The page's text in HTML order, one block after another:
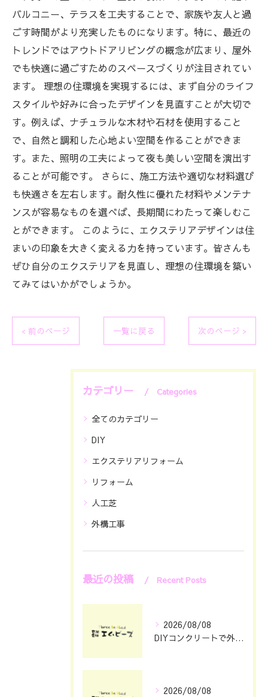
バルコニー、テラスを工夫することで、家族や友人と過
ごす時間がより充実したものになります。特に、最近の
トレンドではアウトドアリビングの概念が広まり、屋外
でも快適に過ごすためのスペースづくりが注目されてい
ます。 理想の住環境を実現するには、まず自分のライフ
スタイルや好みに合ったデザインを見直すことが大切で
す。例えば、ナチュラルな木材や石材を使用すること
で、自然と調和した心地よい空間を作ることができま
す。また、照明の工夫によって夜も美しい空間を演出す
ることが可能です。 さらに、施工方法や適切な材料選び
も快適さを左右します。耐久性に優れた材料やメンテナ
ンスが容易なものを選べば、長期間にわたって楽しむこ
とができます。 このように、エクステリアデザインは住
まいの印象を大きく変える力を持っています。皆さんも
ぜひ自分のエクステリアを見直し、理想の住環境を築い
てみてはいかがでしょうか。
< 前のページ 一覧に戻る 次のページ >
カテゴリー Categories
全てのカテゴリー
DIY
エクステリアリフォーム
リフォーム
人工芝
外構工事
最近の投稿 Recent Posts
2026/08/08
DIYコンクリートで外構をおしゃれに仕上げる具体的なポイント集
2026/08/08